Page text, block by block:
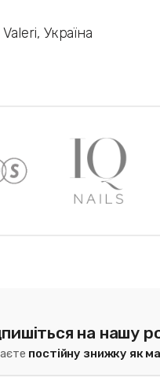
Україна
на нашу
постійну знижку як